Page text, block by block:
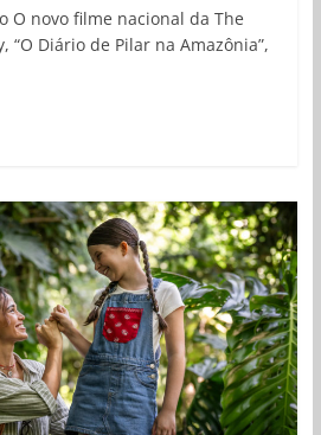
O novo filme nacional da The
“O Diário de Pilar na Amazônia”,